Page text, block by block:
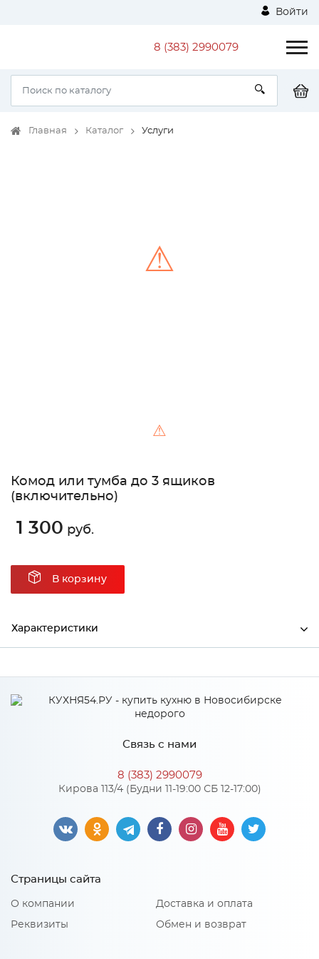
Войти
8 (383) 2990079
Главная Каталог Услуги
⚠
⚠
Комод или тумба до 3 ящиков
(включительно)
1 300 руб.
В корзину
Характеристики
Связь с нами
8 (383) 2990079
Кирова 113/4 (Будни 11-19:00 СБ 12-17:00)
Страницы сайта
О компании
Реквизиты
Доставка и оплата
Обмен и возврат